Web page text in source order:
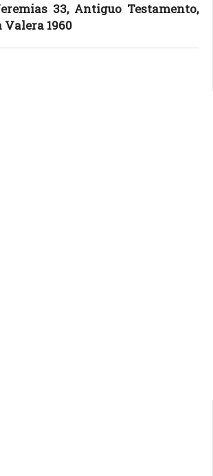
33, Antiguo Testamento,
1960